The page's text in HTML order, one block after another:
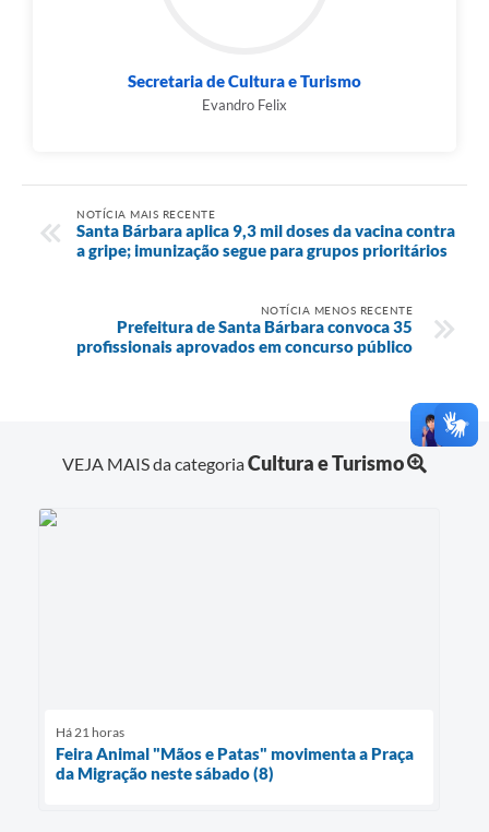
Secretaria de Cultura e Turismo
Evandro Felix
NOTÍCIA MAIS RECENTE
Santa Bárbara aplica 9,3 mil doses da vacina contra
a gripe; imunização segue para grupos prioritários
NOTÍCIA MENOS RECENTE
Prefeitura de Santa Bárbara convoca 35
profissionais aprovados em concurso público
VEJA MAIS da categoriaCultura e Turismo
Há 21 horas
Feira Animal "Mãos e Patas" movimenta a Praça
da Migração neste sábado (8)